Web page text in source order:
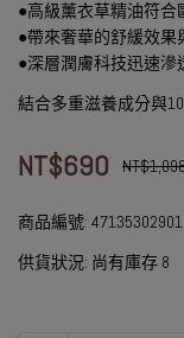
●高級薰衣草精油符合
●帶來奢華的舒緩效果
●深層潤膚科技迅速滲
結合多重滋養成分與
NT$690
商品編號:
供貨狀況: 尚有庫存 8